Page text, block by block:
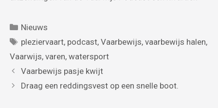
Categorieën
Nieuws
Tags
pleziervaart, podcast,Vaarbewijs,vaarbewijs halen,
Vaarwijs, varen, watersport
Vaarbewijs pasje kwijt
Draag een reddingsvest op een snelle boot.